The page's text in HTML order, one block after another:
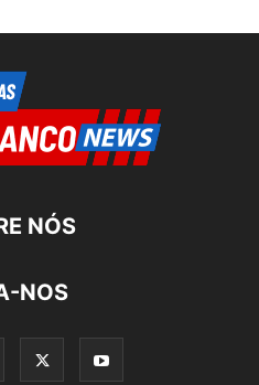
NÓS
NOS